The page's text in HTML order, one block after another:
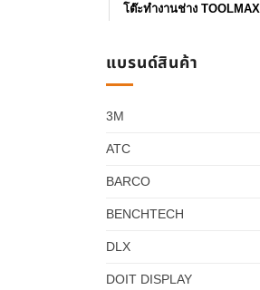
โต๊ะทำงานช่าง TOOLMAX
แบรนด์สินค้า
3M
ATC
BARCO
BENCHTECH
DLX
DOIT DISPLAY